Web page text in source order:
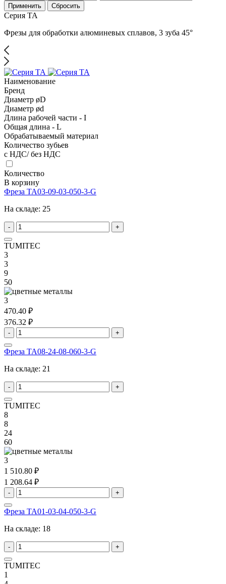
Применить Сбросить
Серия TA
Фрезы для обработки алюминевых сплавов, 3 зуба 45°
Наименование
Бренд
Диаметр øD
Диаметр ød
Длина рабочей части - I
Общая длина - L
Обрабатываемый материал
Количество зубьев
с НДС/ без НДС
Количество
В корзину
Фреза TA03-09-03-050-3-G
На складе: 25
- +
TUMITEC
3
3
9
50
3
470.40 ₽
376.32 ₽
- +
Фреза TA08-24-08-060-3-G
На складе: 21
- +
TUMITEC
8
8
24
60
3
1 510.80 ₽
1 208.64 ₽
- +
Фреза TA01-03-04-050-3-G
На складе: 18
- +
TUMITEC
1